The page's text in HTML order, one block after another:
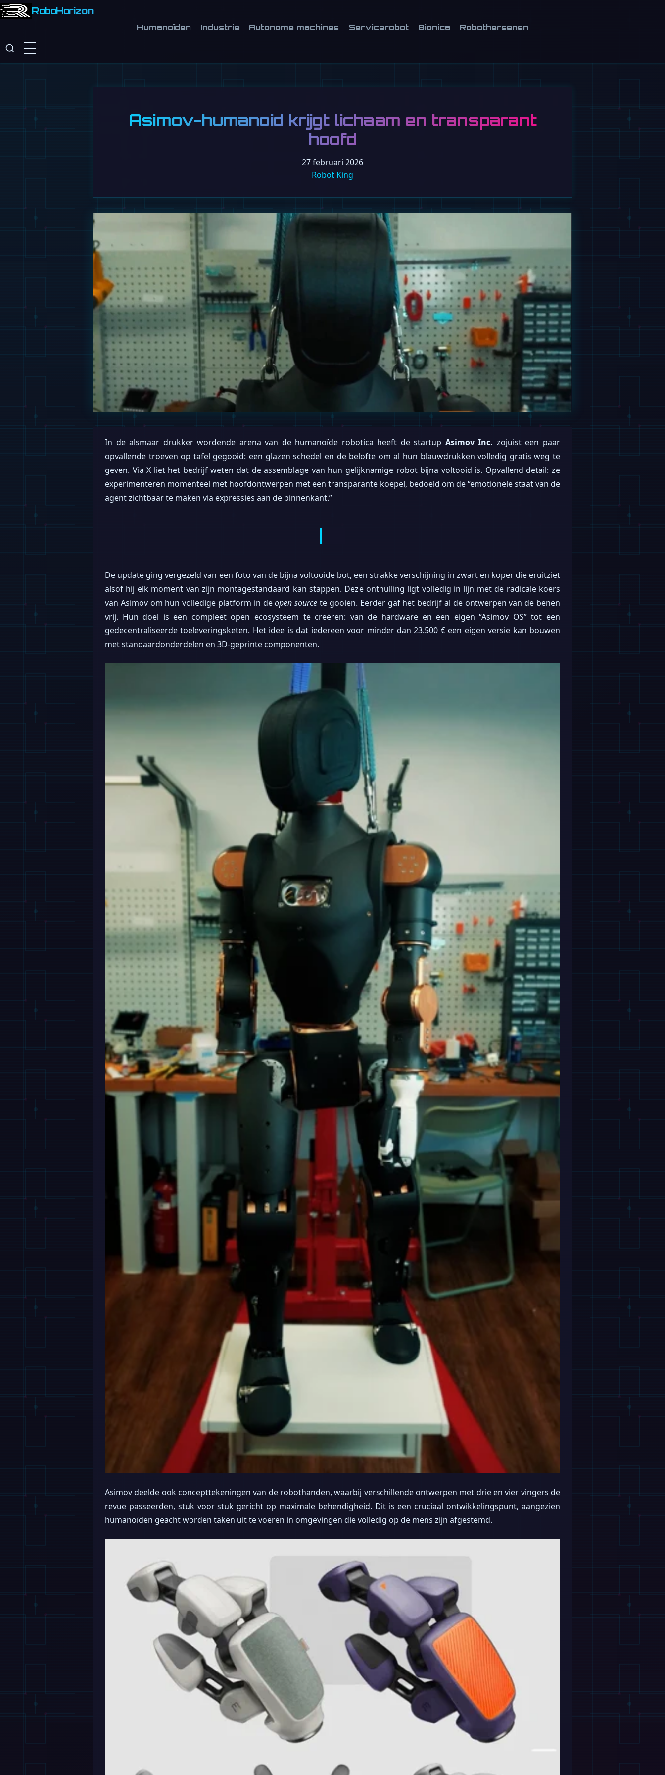
RoboHorizon
Humanoïden Industrie Autonome machines Servicerobot Bionica Robothersenen
Asimov-humanoid krijgt lichaam en transparant
hoofd
27 februari 2026
Robot King
In de alsmaar drukker wordende arena van de humanoïde robotica heeft de startup Asimov Inc. zojuist een paar
opvallende troeven op tafel gegooid: een glazen schedel en de belofte om al hun blauwdrukken volledig gratis weg te
geven. Via X liet het bedrijf weten dat de assemblage van hun gelijknamige robot bijna voltooid is. Opvallend detail: ze
experimenteren momenteel met hoofdontwerpen met een transparante koepel, bedoeld om de “emotionele staat van de
agent zichtbaar te maken via expressies aan de binnenkant.”
De update ging vergezeld van een foto van de bijna voltooide bot, een strakke verschijning in zwart en koper die eruitziet
alsof hij elk moment van zijn montagestandaard kan stappen. Deze onthulling ligt volledig in lijn met de radicale koers
van Asimov om hun volledige platform in deopen source te gooien. Eerder gaf het bedrijf al de ontwerpen van de benen
vrij. Hun doel is een compleet open ecosysteem te creëren: van de hardware en een eigen “Asimov OS” tot een
gedecentraliseerde toeleveringsketen. Het idee is dat iedereen voor minder dan 23.500 € een eigen versie kan bouwen
met standaardonderdelen en 3D-geprinte componenten.
Asimov deelde ook concepttekeningen van de robothanden, waarbij verschillende ontwerpen met drie en vier vingers de
revue passeerden, stuk voor stuk gericht op maximale behendigheid. Dit is een cruciaal ontwikkelingspunt, aangezien
humanoïden geacht worden taken uit te voeren in omgevingen die volledig op de mens zijn afgestemd.